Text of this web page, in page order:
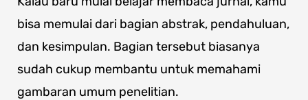
bisa memulai dari bagian abstrak, pendahuluan,
dan kesimpulan. Bagian tersebut biasanya
sudah cukup membantu untuk memahami
gambaran umum penelitian.